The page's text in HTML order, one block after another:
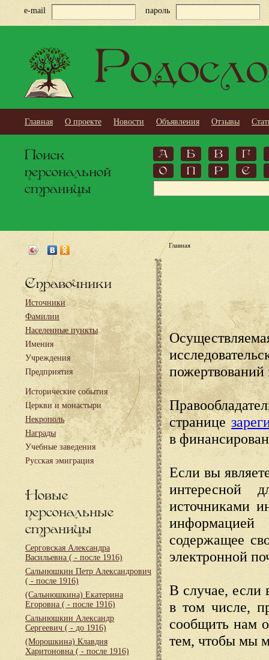
e-mail пароль
Главная О проекте Новости Объявления Отзывы
Поиск
персональной
страницы
А Б В
Г
О
П Р С
Справочники
Источники
Фамилии
Населенные пункты
Имения
Учреждения
Предприятия
Исторические события
Церкви и монастыри
Некрополь
Награды
Учебные заведения
Русская эмиграция
Новые
персональные
страницы
Серговская Александра
Васильевна ( - после 1916)
Сальнюшкин Петр Александрович
( - после 1916)
(Сальнюшкина) Екатерина
Егоровна ( - после 1916)
Сальнюшкин Александр
Сергеевич ( - до 1916)
(Морошкина) Клавдия
Харитоновна ( - после 1916)
Главная
пожертвований
странице
в
Если вы
интересной
источниками
содержащее
электронной
В случае, если
в том числе,
сообщить нам
тем, чтобы мы